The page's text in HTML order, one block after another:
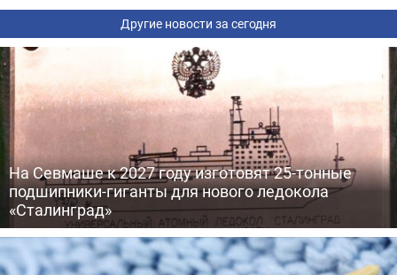
Другие новости за сегодня
На Севмаше к 2027 году изготовят 25-тонные
подшипники-гиганты для нового ледокола
«Сталинград»